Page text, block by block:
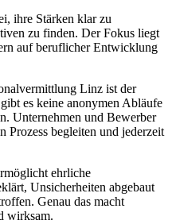
ihre Stärken klar zu
zu finden. Der Fokus liegt
auf beruflicher Entwicklung
Linz ist der
es keine anonymen Abläufe
Unternehmen und Bewerber
Prozess begleiten und jederzeit
ehrliche
Unsicherheiten abgebaut
Genau das macht
wirksam.